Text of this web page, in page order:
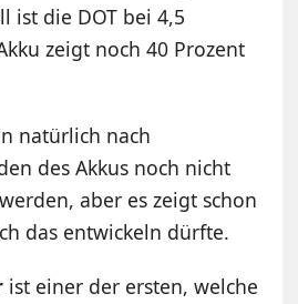
ist die DOT bei 4,5
zeigt noch 40 Prozent
natürlich nach
des Akkus noch nicht
aber es zeigt schon
das entwickeln dürfte.
ist einer der ersten, welche